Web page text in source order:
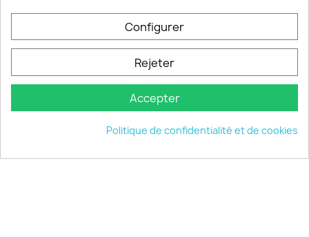
keyboard_arrow_down
© 2026 - choisistacoque.com
Configurer
Rejeter
Accepter
Politique de confidentialité et de cookies